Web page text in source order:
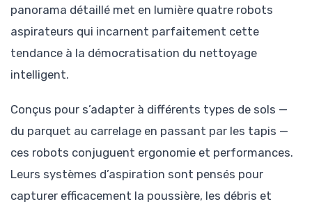
panorama détaillé met en lumière quatre robots
aspirateurs qui incarnent parfaitement cette
tendance à la démocratisation du nettoyage
intelligent.
Conçus pour s’adapter à différents types de sols —
du parquet au carrelage en passant par les tapis —
ces robots conjuguent ergonomie et performances.
Leurs systèmes d’aspiration sont pensés pour
capturer efficacement la poussière, les débris et